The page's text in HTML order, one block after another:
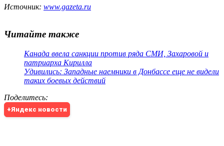
Источник: www.gazeta.ru
Читайте также
Канада ввела санкции против ряда СМИ, Захаровой и
патриарха Кирилла
Удивились: Западные наемники в Донбассе еще не видели
таких боевых действий
Поделитесь:
+Яндекс новости